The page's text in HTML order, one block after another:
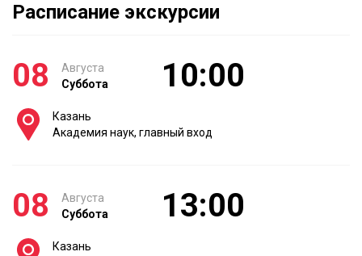
Расписание экскурсии
08
Августа
Суббота
10:00
Казань
Академия наук, главный вход
08
Августа
Суббота
13:00
Казань